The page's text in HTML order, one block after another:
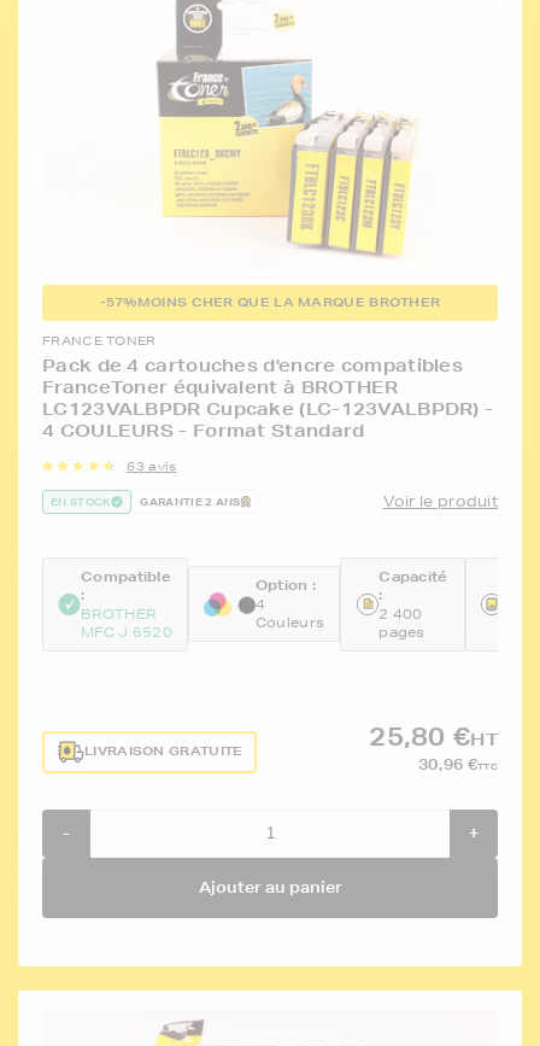
-57%MOINS CHER QUE LA MARQUE BROTHER
FRANCE TONER
Pack de 4 cartouches d'encre compatibles
FranceToner équivalent à BROTHER
LC123VALBPDR Cupcake (LC-123VALBPDR) -
4 COULEURS - Format Standard
63 avis
EN STOCK GARANTIE 2 ANS Voir le produit
Compatible
:
BROTHER
MFC J 6520
Option :
4
Couleurs
Capacité
:
2 400
pages
LIVRAISON GRATUITE
25,80 €HT
30,96 €TTC
- +
Ajouter au panier